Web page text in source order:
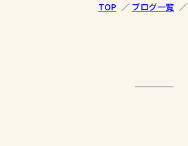
TOP ブログ一覧